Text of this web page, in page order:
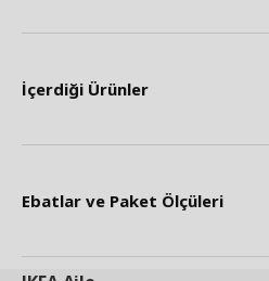
İçerdiği Ürünler
Ebatlar ve Paket Ölçüleri